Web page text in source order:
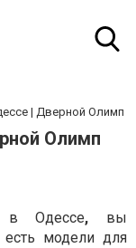
| Дверной Олимп
Олимп
в Одессе, вы
есть модели для